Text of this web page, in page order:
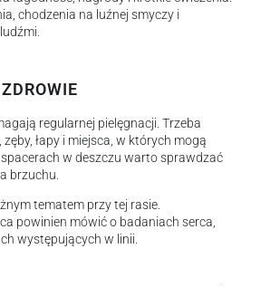
chodzenia na luźnej smyczy i
regularnej pielęgnacji. Trzeba
łapy i miejsca, w których mogą
w deszczu warto sprawdzać
brzuchu.
tematem przy tej rasie.
powinien mówić o badaniach serca,
występujących w linii.